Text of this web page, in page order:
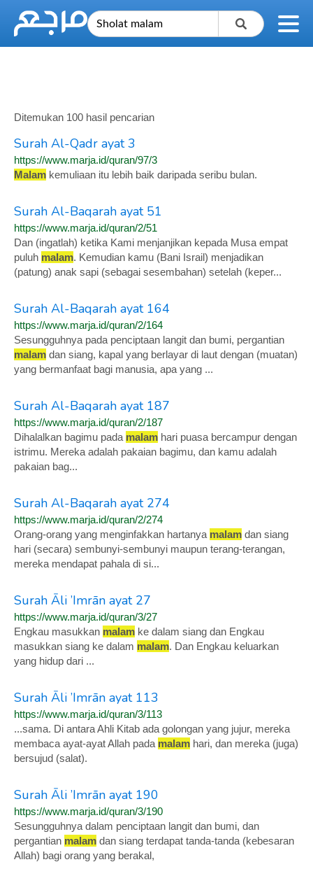
Ditemukan 100 hasil pencarian
Surah Al-Qadr ayat 3
https://www.marja.id/quran/97/3
Malam kemuliaan itu lebih baik daripada seribu bulan.
Surah Al-Baqarah ayat 51
https://www.marja.id/quran/2/51
Dan (ingatlah) ketika Kami menjanjikan kepada Musa empat
puluh malam. Kemudian kamu (Bani Israil) menjadikan
(patung) anak sapi (sebagai sesembahan) setelah (keper...
Surah Al-Baqarah ayat 164
https://www.marja.id/quran/2/164
Sesungguhnya pada penciptaan langit dan bumi, pergantian
malam dan siang, kapal yang berlayar di laut dengan (muatan)
yang bermanfaat bagi manusia, apa yang ...
Surah Al-Baqarah ayat 187
https://www.marja.id/quran/2/187
Dihalalkan bagimu pada malam hari puasa bercampur dengan
istrimu. Mereka adalah pakaian bagimu, dan kamu adalah
pakaian bag...
Surah Al-Baqarah ayat 274
https://www.marja.id/quran/2/274
Orang-orang yang menginfakkan hartanya malam dan siang
hari (secara) sembunyi-sembunyi maupun terang-terangan,
mereka mendapat pahala di si...
Surah Āli ’Imrān ayat 27
https://www.marja.id/quran/3/27
Engkau masukkan malam ke dalam siang dan Engkau
masukkan siang ke dalam malam. Dan Engkau keluarkan
yang hidup dari ...
Surah Āli ’Imrān ayat 113
https://www.marja.id/quran/3/113
...sama. Di antara Ahli Kitab ada golongan yang jujur, mereka
membaca ayat-ayat Allah pada malam hari, dan mereka (juga)
bersujud (salat).
Surah Āli ’Imrān ayat 190
https://www.marja.id/quran/3/190
Sesungguhnya dalam penciptaan langit dan bumi, dan
pergantian malam dan siang terdapat tanda-tanda (kebesaran
Allah) bagi orang yang berakal,